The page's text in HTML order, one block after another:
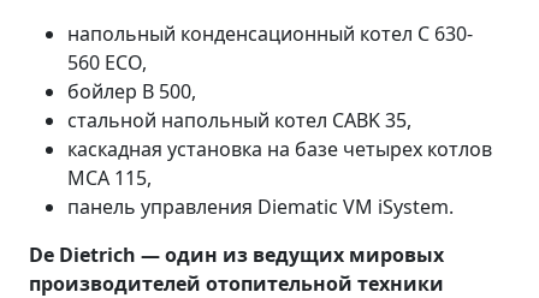
напольный конденсационный котел C 630-
560 ECO,
бойлер B 500,
стальной напольный котел CABK 35,
каскадная установка на базе четырех котлов
MCA 115,
панель управления Diematic VM iSystem.
De Dietrich — один из ведущих мировых
производителей отопительной техники